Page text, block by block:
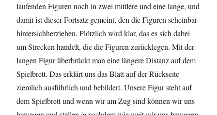
laufenden Figuren noch in zwei mittlere und eine lange, und
damit ist dieser Fortsatz gemeint, den die Figuren scheinbar
hintersichherziehen. Plötzlich wird klar, das es sich dabei
um Strecken handelt, die die Figuren zurücklegen. Mit der
langen Figur überbrückt man eine längere Distanz auf dem
Spielbrett. Das erklärt uns das Blatt auf der Rückseite
ziemlich ausführlich und bebildert. Unsere Figur steht auf
dem Spielbrett und wenn wir am Zug sind können wir uns